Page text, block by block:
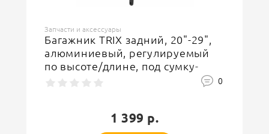
Запчасти и аксессуары
Багажник TRIX задний, 20"-29",
алюминиевый, регулируемый
по высоте/длине, под сумку-
0
1 399 р.